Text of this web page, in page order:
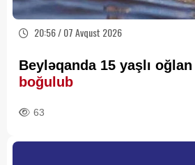
20:56 / 07 Avqust 2026
Beyləqanda 15 yaşlı oğlan
boğulub
63